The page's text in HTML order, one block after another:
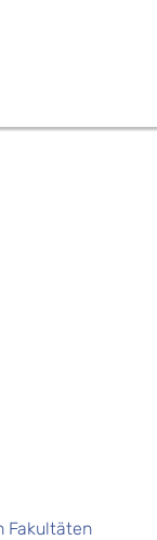
Fakultäten